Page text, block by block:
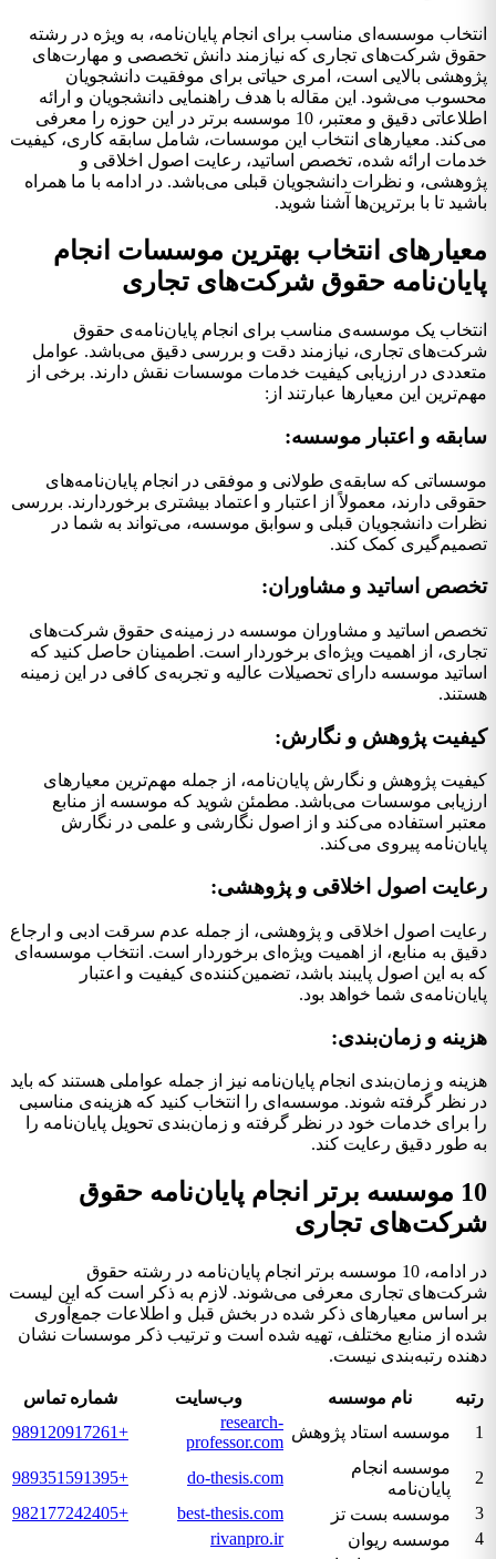
انتخاب موسسه‌ای مناسب برای انجام پایان‌نامه، به ویژه در رشته
حقوق شرکت‌های تجاری که نیازمند دانش تخصصی و مهارت‌های
پژوهشی بالایی است، امری حیاتی برای موفقیت دانشجویان
محسوب می‌شود. این مقاله با هدف راهنمایی دانشجویان و ارائه
اطلاعاتی دقیق و معتبر، 10 موسسه برتر در این حوزه را معرفی
می‌کند. معیارهای انتخاب این موسسات، شامل سابقه کاری، کیفیت
خدمات ارائه شده، تخصص اساتید، رعایت اصول اخلاقی و
پژوهشی، و نظرات دانشجویان قبلی می‌باشد. در ادامه با ما همراه
باشید تا با برترین‌ها آشنا شوید.
معیارهای انتخاب بهترین موسسات انجام
پایان‌نامه حقوق شرکت‌های تجاری
انتخاب یک موسسه‌ی مناسب برای انجام پایان‌نامه‌ی حقوق
شرکت‌های تجاری، نیازمند دقت و بررسی دقیق می‌باشد. عوامل
متعددی در ارزیابی کیفیت خدمات موسسات نقش دارند. برخی از
مهم‌ترین این معیارها عبارتند از:
سابقه و اعتبار موسسه:
موسساتی که سابقه‌ی طولانی و موفقی در انجام پایان‌نامه‌های
حقوقی دارند، معمولاً از اعتبار و اعتماد بیشتری برخوردارند. بررسی
نظرات دانشجویان قبلی و سوابق موسسه، می‌تواند به شما در
تصمیم‌گیری کمک کند.
تخصص اساتید و مشاوران:
تخصص اساتید و مشاوران موسسه در زمینه‌ی حقوق شرکت‌های
تجاری، از اهمیت ویژه‌ای برخوردار است. اطمینان حاصل کنید که
اساتید موسسه دارای تحصیلات عالیه و تجربه‌ی کافی در این زمینه
هستند.
کیفیت پژوهش و نگارش:
کیفیت پژوهش و نگارش پایان‌نامه، از جمله مهم‌ترین معیارهای
ارزیابی موسسات می‌باشد. مطمئن شوید که موسسه از منابع
معتبر استفاده می‌کند و از اصول نگارشی و علمی در نگارش
پایان‌نامه پیروی می‌کند.
رعایت اصول اخلاقی و پژوهشی:
رعایت اصول اخلاقی و پژوهشی، از جمله عدم سرقت ادبی و ارجاع
دقیق به منابع، از اهمیت ویژه‌ای برخوردار است. انتخاب موسسه‌ای
که به این اصول پایبند باشد، تضمین‌کننده‌ی کیفیت و اعتبار
پایان‌نامه‌ی شما خواهد بود.
هزینه و زمان‌بندی:
هزینه و زمان‌بندی انجام پایان‌نامه نیز از جمله عواملی هستند که باید
در نظر گرفته شوند. موسسه‌ای را انتخاب کنید که هزینه‌ی مناسبی
را برای خدمات خود در نظر گرفته و زمان‌بندی تحویل پایان‌نامه را
به طور دقیق رعایت کند.
10 موسسه برتر انجام پایان‌نامه حقوق
شرکت‌های تجاری
در ادامه، 10 موسسه برتر انجام پایان‌نامه در رشته حقوق
شرکت‌های تجاری معرفی می‌شوند. لازم به ذکر است که این لیست
بر اساس معیارهای ذکر شده در بخش قبل و اطلاعات جمع‌آوری
شده از منابع مختلف، تهیه شده است و ترتیب ذکر موسسات نشان
دهنده رتبه‌بندی نیست.
رتبه نام موسسه وب‌سایت
شماره تماس
1
موسسه استاد پژوهش
research-
professor.com
+989120917261
2
موسسه انجام
پایان‌نامه
do-thesis.com
+989351591395
3
موسسه بست تز best-thesis.com
+982177242405
4
موسسه ریوان
rivanpro.ir